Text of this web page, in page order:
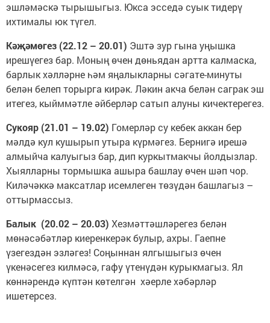
эшләмәскә тырышыгыз. Юкса эсседә суык тидерү
ихтималы юк түгел.
Кәҗәмөгез (22.12 – 20.01) Эштә зур гына уңышка
ирешүегез бар. Моның өчен дөньядан артта калмаска,
барлык хәлләрне һәм яңалыкларны сәгате-минуты
белән белеп торырга кирәк. Ләкин акча белән саграк эш
итегез, кыйммәтле әйберләр сатып алуны кичектерегез.
Сукояр (21.01 – 19.02) Гомерләр су кебек аккан бер
мәлдә кул кушырып утыра күрмәгез. Бернигә ирешә
алмыйча калуыгыз бар, дип куркытмакчы йолдызлар.
Хыялларны тормышка ашыра башлау өчен шәп чор.
Киләчәккә максатлар исемлеген төзүдән башлагыз –
оттырмассыз.
Балык (20.02 – 20.03) Хезмәттәшләрегез белән
мөнәсәбәтләр киеренкерәк булыр, ахры. Гаепне
үзегездән эзләгез! Соңыннан ялгышыгыз өчен
үкенәсегез килмәсә, гафу үтенүдән курыкмагыз. Ял
көннәрендә күптән көтелгән хәерле хәбәрләр
ишетерсез.